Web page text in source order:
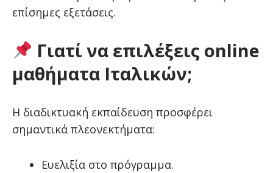
επίσημες εξετάσεις.
Γιατί να επιλέξεις online
μαθήματα Ιταλικών;
Η διαδικτυακή εκπαίδευση προσφέρει
σημαντικά πλεονεκτήματα:
Ευελιξία στο πρόγραμμα.